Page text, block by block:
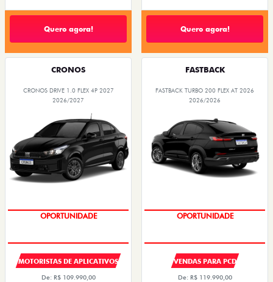
Quero agora! Quero agora!
CRONOS
CRONOS DRIVE 1.0 FLEX 4P 2027
2026/2027
OPORTUNIDADE
MOTORISTAS DE APLICATIVOS
De: R$ 109.990,00
FASTBACK
FASTBACK TURBO 200 FLEX AT 2026
2026/2026
OPORTUNIDADE
VENDAS PARA PCD
De: R$ 119.990,00